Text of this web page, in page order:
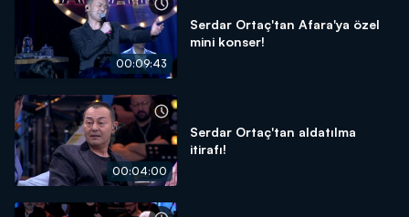
00:09:43
Serdar Ortaç'tan Afara'ya özel
mini konser!
00:04:00
Serdar Ortaç'tan aldatılma
itirafı!